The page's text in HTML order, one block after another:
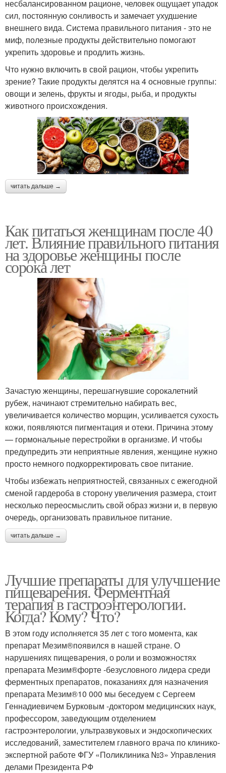
несбалансированном рационе, человек ощущает упадок
сил, постоянную сонливость и замечает ухудшение
внешнего вида. Система правильного питания - это не
миф, полезные продукты действительно помогают
укрепить здоровье и продлить жизнь.
Что нужно включить в свой рацион, чтобы укрепить
зрение? Такие продукты делятся на 4 основные группы:
овощи и зелень, фрукты и ягоды, рыба, и продукты
животного происхождения.
читать дальше →
Как питаться женщинам после 40
лет. Влияние правильного питания
на здоровье женщины после
сорока лет
Зачастую женщины, перешагнувшие сорокалетний
рубеж, начинают стремительно набирать вес,
увеличивается количество морщин, усиливается сухость
кожи, появляются пигментация и отеки. Причина этому
— гормональные перестройки в организме. И чтобы
предупредить эти неприятные явления, женщине нужно
просто немного подкорректировать свое питание.
Чтобы избежать неприятностей, связанных с ежегодной
сменой гардероба в сторону увеличения размера, стоит
несколько переосмыслить свой образ жизни и, в первую
очередь, организовать правильное питание.
читать дальше →
Лучшие препараты для улучшение
пищеварения. Ферментная
терапия в гастроэнтерологии.
Когда? Кому? Что?
В этом году исполняется 35 лет с того момента, как
препарат Мезим®появился в нашей стране. О
нарушениях пищеварения, о роли и возможностях
препарата Мезим®форте -безусловного лидера среди
ферментных препаратов, показаниях для назначения
препарата Мезим®10 000 мы беседуем с Сергеем
Геннадиевичем Бурковым -доктором медицинских наук,
профессором, заведующим отделением
гастроэнтерологии, ультразвуковых и эндоскопических
исследований, заместителем главного врача по клинико-
экспертной работе ФГУ «Поликлиника №3» Управления
делами Президента РФ